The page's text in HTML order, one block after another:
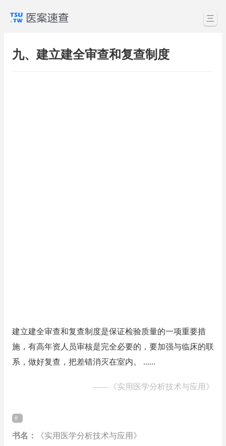
三
九、建立建全审查和复查制度
建立建全审查和复查制度是保证检验质量的一项重要措
施，有高年资人员审核是完全必要的，要加强与临床的联
系，做好复查，把差错消灭在室内。 ......
—— 《实用医学分析技术与应用》
书名：
《实用医学分析技术与应用》